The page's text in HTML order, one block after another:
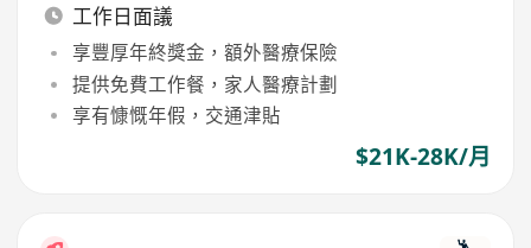
工作日面議
享豐厚年終獎金，額外醫療保險
提供免費工作餐，家人醫療計劃
享有慷慨年假，交通津貼
$21K-28K/月